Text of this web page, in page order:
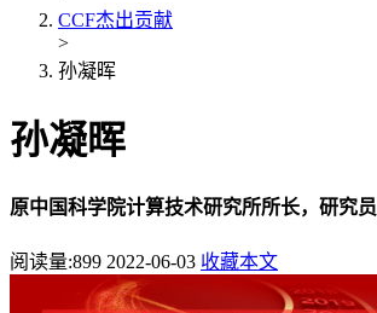
CCF杰出贡献
>
孙凝晖
孙凝晖
原中国科学院计算技术研究所所长，研究员
阅读量:899 2022-06-03 收藏本文